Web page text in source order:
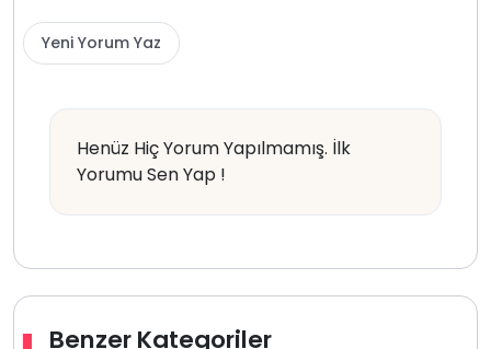
Yeni Yorum Yaz
Henüz Hiç Yorum Yapılmamış. İlk
Yorumu Sen Yap !
Benzer Kategoriler